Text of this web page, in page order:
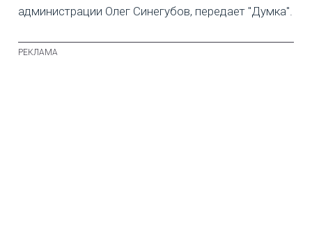
администрации Олег Синегубов, передает "Думка".